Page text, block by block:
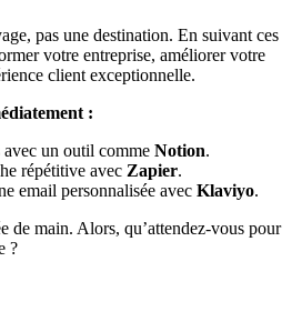
pas une destination. En suivant ces
votre entreprise, améliorer votre
client exceptionnelle.
:
un outil comme Notion.
répétitive avec Zapier.
email personnalisée avec Klaviyo.
de main. Alors, qu’attendez-vous pour
?